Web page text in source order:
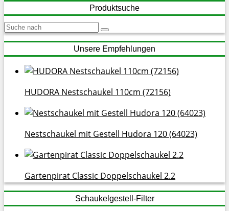
Produktsuche
Unsere Empfehlungen
HUDORA Nestschaukel 110cm (72156)
Nestschaukel mit Gestell Hudora 120 (64023)
Gartenpirat Classic Doppelschaukel 2.2
Schaukelgestell-Filter